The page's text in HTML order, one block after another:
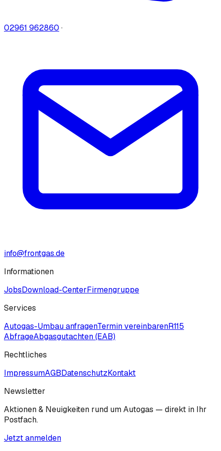
02961 962860 ·
info@frontgas.de
Informationen
JobsDownload-CenterFirmengruppe
Services
Autogas-Umbau anfragenTermin vereinbarenR115
AbfrageAbgasgutachten (EAB)
Rechtliches
ImpressumAGBDatenschutzKontakt
Newsletter
Aktionen & Neuigkeiten rund um Autogas — direkt in Ihr
Postfach.
Jetzt anmelden